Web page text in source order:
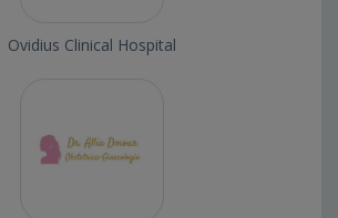
Ovidius Clinical Hospital